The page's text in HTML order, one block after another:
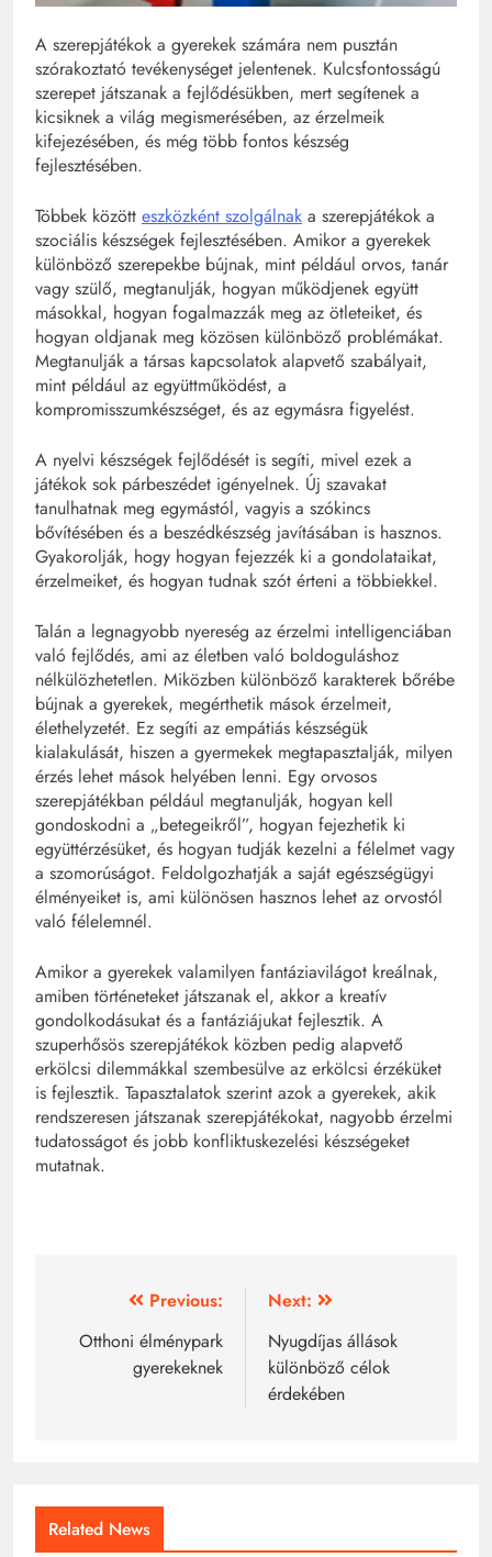
A szerepjátékok a gyerekek számára nem pusztán
szórakoztató tevékenységet jelentenek. Kulcsfontosságú
szerepet játszanak a fejlődésükben, mert segítenek a
kicsiknek a világ megismerésében, az érzelmeik
kifejezésében, és még több fontos készség
fejlesztésében.
Többek között eszközként szolgálnak a szerepjátékok a
szociális készségek fejlesztésében. Amikor a gyerekek
különböző szerepekbe bújnak, mint például orvos, tanár
vagy szülő, megtanulják, hogyan működjenek együtt
másokkal, hogyan fogalmazzák meg az ötleteiket, és
hogyan oldjanak meg közösen különböző problémákat.
Megtanulják a társas kapcsolatok alapvető szabályait,
mint például az együttműködést, a
kompromisszumkészséget, és az egymásra figyelést.
A nyelvi készségek fejlődését is segíti, mivel ezek a
játékok sok párbeszédet igényelnek. Új szavakat
tanulhatnak meg egymástól, vagyis a szókincs
bővítésében és a beszédkészség javításában is hasznos.
Gyakorolják, hogy hogyan fejezzék ki a gondolataikat,
érzelmeiket, és hogyan tudnak szót érteni a többiekkel.
Talán a legnagyobb nyereség az érzelmi intelligenciában
való fejlődés, ami az életben való boldoguláshoz
nélkülözhetetlen. Miközben különböző karakterek bőrébe
bújnak a gyerekek, megérthetik mások érzelmeit,
élethelyzetét. Ez segíti az empátiás készségük
kialakulását, hiszen a gyermekek megtapasztalják, milyen
érzés lehet mások helyében lenni. Egy orvosos
szerepjátékban például megtanulják, hogyan kell
gondoskodni a „betegeikről”, hogyan fejezhetik ki
együttérzésüket, és hogyan tudják kezelni a félelmet vagy
a szomorúságot. Feldolgozhatják a saját egészségügyi
élményeiket is, ami különösen hasznos lehet az orvostól
való félelemnél.
Amikor a gyerekek valamilyen fantáziavilágot kreálnak,
amiben történeteket játszanak el, akkor a kreatív
gondolkodásukat és a fantáziájukat fejlesztik. A
szuperhősös szerepjátékok közben pedig alapvető
erkölcsi dilemmákkal szembesülve az erkölcsi érzéküket
is fejlesztik. Tapasztalatok szerint azok a gyerekek, akik
rendszeresen játszanak szerepjátékokat, nagyobb érzelmi
tudatosságot és jobb konfliktuskezelési készségeket
mutatnak.
Bejegyzés
navigáció
Previous:
Otthoni élménypark
gyerekeknek
Next:
Nyugdíjas állások
különböző célok
érdekében
Related News